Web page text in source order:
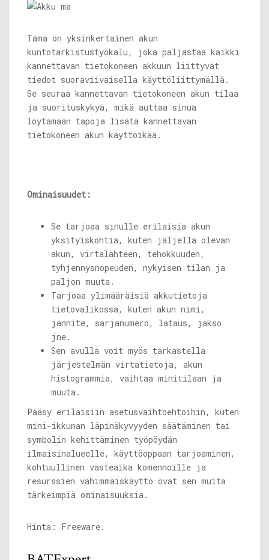
Tämä on yksinkertainen akun
kuntotarkistustyökalu, joka paljastaa kaikki
kannettavan tietokoneen akkuun liittyvät
tiedot suoraviivaisella käyttöliittymällä.
Se seuraa kannettavan tietokoneen akun tilaa
ja suorituskykyä, mikä auttaa sinua
löytämään tapoja lisätä kannettavan
tietokoneen akun käyttöikää.
Ominaisuudet:
Se tarjoaa sinulle erilaisia ​​akun
yksityiskohtia, kuten jäljellä olevan
akun, virtalähteen, tehokkuuden,
tyhjennysnopeuden, nykyisen tilan ja
paljon muuta.
Tarjoaa ylimääräisiä akkutietoja
tietovalikossa, kuten akun nimi,
jännite, sarjanumero, lataus, jakso
jne.
Sen avulla voit myös tarkastella
järjestelmän virtatietoja, akun
histogrammia, vaihtaa minitilaan ja
muuta.
Pääsy erilaisiin asetusvaihtoehtoihin, kuten
mini-ikkunan läpinäkyvyyden säätäminen tai
symbolin kehittäminen työpöydän
ilmaisinalueelle, käyttöoppaan tarjoaminen,
kohtuullinen vasteaika komennoille ja
resurssien vähimmäiskäyttö ovat sen muita
tärkeimpiä ominaisuuksia.
Hinta: Freeware.